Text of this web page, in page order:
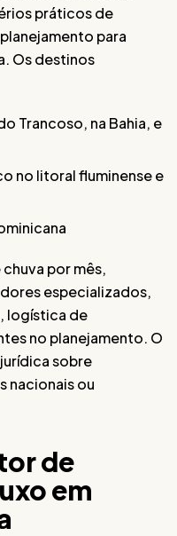
práticos de
para
Os destinos
Trancoso, na Bahia, e
no litoral fluminense e
por mês,
especializados,
logística de
no planejamento. O
sobre
nacionais ou
de
em